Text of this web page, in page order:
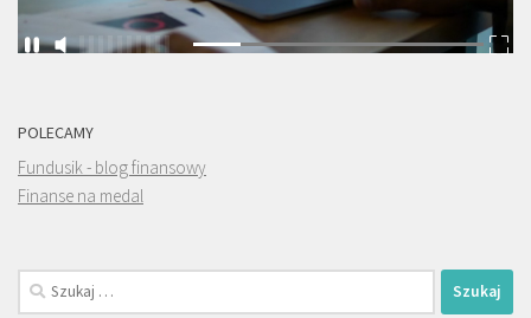
POLECAMY
Fundusik - blog finansowy
Finanse na medal
Szukaj: